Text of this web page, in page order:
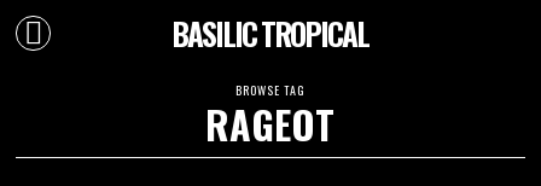
BASILIC TROPICAL
BROWSE TAG
RAGEOT